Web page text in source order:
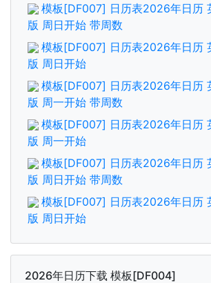
模板[DF007] 日历表2026年日历
版 周日开始 带周数
模板[DF007] 日历表2026年日历
版 周日开始
模板[DF007] 日历表2026年日历
版 周一开始 带周数
模板[DF007] 日历表2026年日历
版 周一开始
模板[DF007] 日历表2026年日历
版 周日开始 带周数
模板[DF007] 日历表2026年日历
版 周日开始
2026年日历下载 模板[DF004]